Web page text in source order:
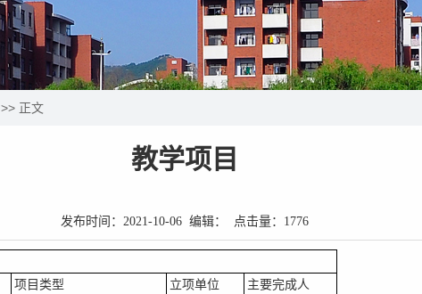
>> 正文
教学项目
发布时间：2021-10-06 编辑： 点击量： 1776
项目类型 立项单位 主要完成人